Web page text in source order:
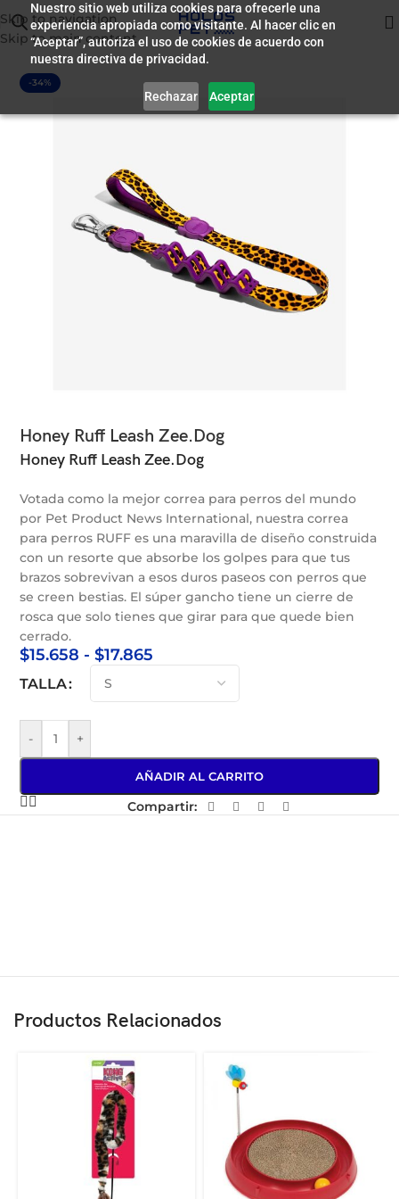
Nuestro sitio web utiliza cookies para ofrecerle una
experiencia apropiada como visitante. Al hacer clic en
“Aceptar”, autoriza el uso de cookies de acuerdo con
nuestra directiva de privacidad.
Rechazar Aceptar
Skip to navigation
Skip to main content
Inicio/Accesorios
-34%
Honey Ruff Leash Zee.Dog
Honey Ruff Leash Zee.Dog
Votada como la mejor correa para perros del mundo
por Pet Product News International, nuestra correa
para perros RUFF es una maravilla de diseño construida
con un resorte que absorbe los golpes para que tus
brazos sobrevivan a esos duros paseos con perros que
se creen bestias. El súper gancho tiene un cierre de
rosca que solo tienes que girar para que quede bien
cerrado.
$15.658 - $17.865
TALLA
- +
AÑADIR AL CARRITO
Compartir:
Productos Relacionados